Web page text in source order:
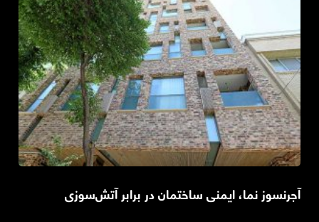
آجرنسوز نما، ایمنی ساختمان در برابر آتش‌سوزی